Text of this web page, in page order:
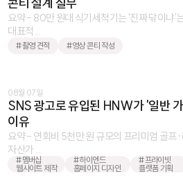
요약 - 80만 원대 식기세척기는 '진짜 닦이냐'
대표적 ...
#촬영 견적 #영상 콘티 작성
08월 07일
SNS 광고로 유입된 HNW가 '일반
이유
요약 - 연회비 5천만 원 규모의 프리미엄 골프
자산가 ...
#멤버십
웹사이트 제작
#하이엔드
홈페이지 디자인
#프라이빗
플랫폼 기획